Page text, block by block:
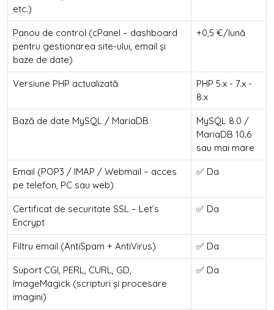
etc.)
Panou de control (cPanel – dashboard
pentru gestionarea site-ului, email și
baze de date)
+0,5 €/lună
Versiune PHP actualizată
PHP 5.x - 7.x -
8.x
Bază de date MySQL / MariaDB
MySQL 8.0 /
MariaDB 10.6
sau mai mare
Email (POP3 / IMAP / Webmail – acces
pe telefon, PC sau web)
✅ Da
Certificat de securitate SSL – Let’s
Encrypt
✅ Da
Filtru email (AntiSpam + AntiVirus) ✅ Da
Suport CGI, PERL, CURL, GD,
ImageMagick (scripturi și procesare
imagini)
✅ Da